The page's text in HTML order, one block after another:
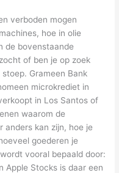
verboden mogen
hoe in olie
de bovenstaande
of ben je op zoek
Grameen Bank
microkrediet in
in Los Santos of
waarom de
anders kan zijn, hoe je
goederen je
vooral bepaald door:
Apple Stocks is daar een